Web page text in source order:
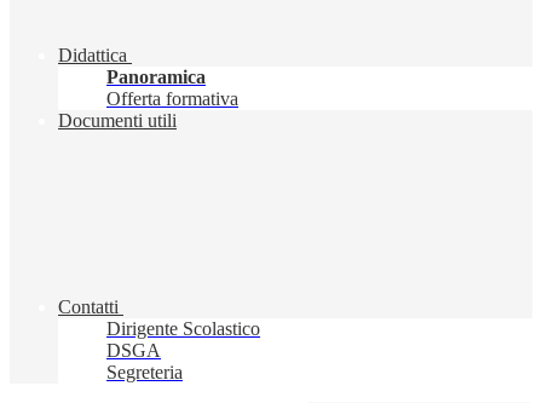
Didattica
Panoramica
Offerta formativa
Documenti utili
Contatti
Dirigente Scolastico
DSGA
Segreteria